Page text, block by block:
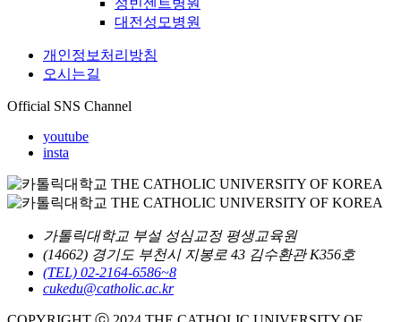
성빈센트병원
대전성모병원
개인정보처리방침
오시는길
Official SNS Channel
youtube
insta
가톨릭대학교 부설 성심교정 평생교육원
(14662) 경기도 부천시 지봉로 43 김수환관 K356호
(TEL) 02-2164-6586~8
cukedu@catholic.ac.kr